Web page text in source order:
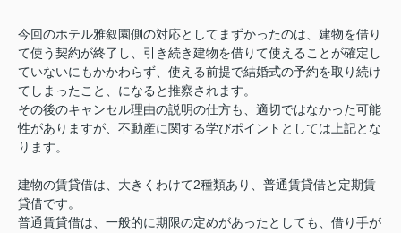
今回のホテル雅叙園側の対応としてまずかったのは、建物を借り
て使う契約が終了し、引き続き建物を借りて使えることが確定し
ていないにもかかわらず、使える前提で結婚式の予約を取り続け
てしまったこと、になると推察されます。
その後のキャンセル理由の説明の仕方も、適切ではなかった可能
性がありますが、不動産に関する学びポイントとしては上記とな
ります。
建物の賃貸借は、大きくわけて2種類あり、普通賃貸借と定期賃
貸借です。
普通賃貸借は、一般的に期限の定めがあったとしても、借り手が